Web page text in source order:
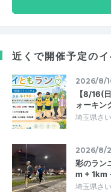
近くで開催予定のイ
2026/8/
【8/16(
ォーキン
埼玉県さ
2026/8/
彩のラン
m +
埼玉県さ